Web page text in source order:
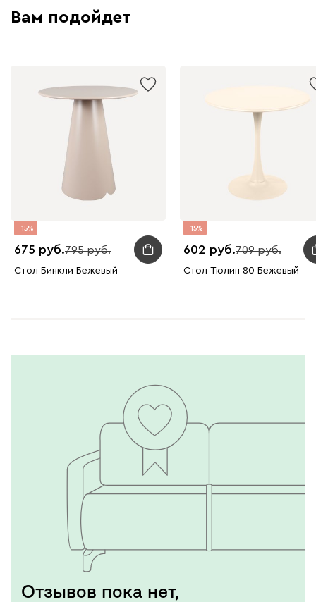
Вам подойдет
15
675 795
Стол Бинкли Бежевый
15
602 709
Стол Тюлип 80 Бежевый
Отзывов пока нет,